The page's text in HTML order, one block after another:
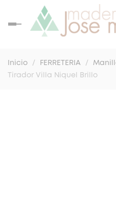
Navegación
Inicio FERRETERIA
Tirador Villa Niquel Brillo